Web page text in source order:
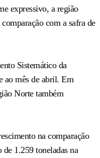
expressivo, a região
com a safra de
Sistemático da
ao mês de abril. Em
Norte também
na comparação
1.259 toneladas na